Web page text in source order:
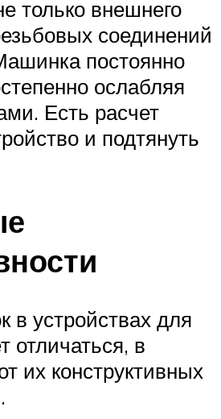
только внешнего
соединений
постоянно
ослабляя
Есть расчет
и подтянуть
в устройствах для
отличаться, в
их конструктивных